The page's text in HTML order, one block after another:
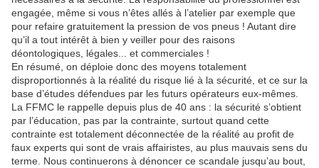
engagée, même si vous n’êtes allés à l’atelier par exemple que
pour refaire gratuitement la pression de vos pneus ! Autant dire
qu’il a tout intérêt à bien y veiller pour des raisons
déontologiques, légales... et commerciales !
En résumé, on déploie donc des moyens totalement
disproportionnés à la réalité du risque lié à la sécurité, et ce sur la
base d’études défendues par les futurs opérateurs eux-mêmes.
La FFMC le rappelle depuis plus de 40 ans : la sécurité s’obtient
par l’éducation, pas par la contrainte, surtout quand cette
contrainte est totalement déconnectée de la réalité au profit de
faux experts qui sont de vrais affairistes, au plus mauvais sens du
terme. Nous continuerons à dénoncer ce scandale jusqu’au bout,